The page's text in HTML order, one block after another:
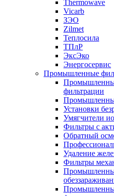
Thermowave
Vicarb
ЗЭО
Zilmet
Теплосила
ТПлР
ЭксЭко
Энергосервис
Промышленные
фильтрации
Установки
Умягчители
Фильтры с
Обратный
Удаление
Фильтры